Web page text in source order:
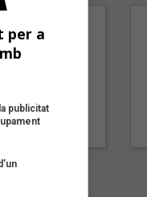
A Kiss"
Levi
per a
publicitat